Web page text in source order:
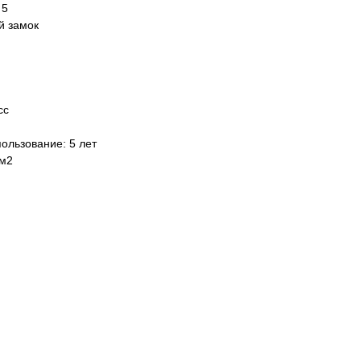
5
замок
5 лет